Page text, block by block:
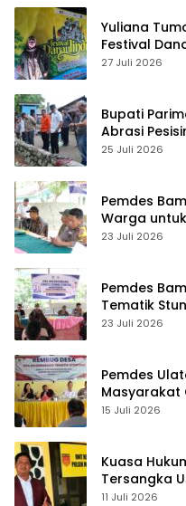
Yuliana
Festival
Harus Jadi
27 Juli 2026
Bupati
Abrasi
25 Juli 2026
Pemdes
Warga untuk
23 Juli 2026
Pemdes
Tematik
23 Juli 2026
Pemdes
Masyarakat
15 Juli 2026
Kuasa
Tersangka
Anggota
11 Juli 2026